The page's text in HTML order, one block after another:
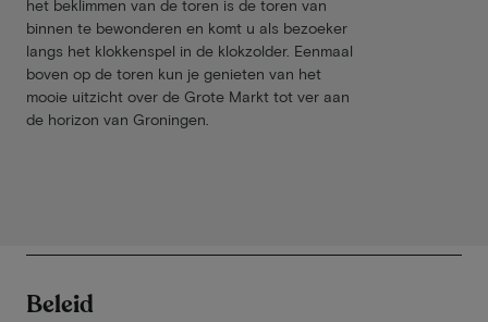
het beklimmen van de toren is de toren van
binnen te bewonderen en komt u als bezoeker
langs het klokkenspel in de klokzolder. Eenmaal
boven op de toren kun je genieten van het
mooie uitzicht over de Grote Markt tot ver aan
de horizon van Groningen.
Beleid